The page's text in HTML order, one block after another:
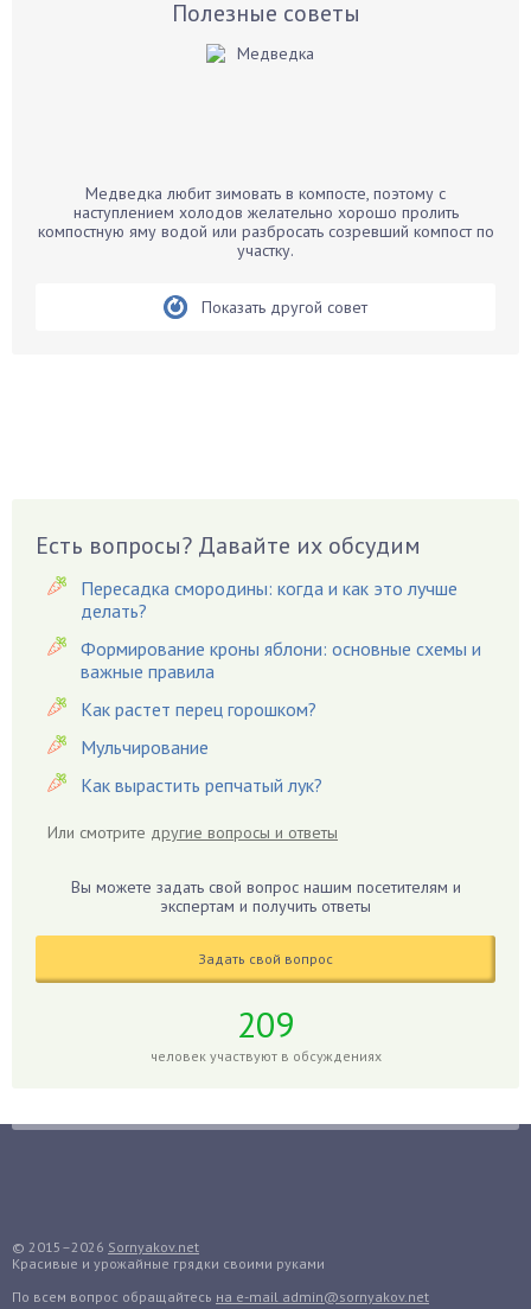
Бархатцы
Бегония
Вешенки
Виноград
Вредители
Гардения
Гацания
Гвоздики
Георгины
Гиацинт
Гладиолусы
Гранат
Грядки
Гуава
Полезные советы
Медведка любит зимовать в компосте, поэтому с
наступлением холодов желательно хорошо пролить
компостную яму водой или разбросать созревший компост по
участку.
Показать другой совет
Есть вопросы? Давайте их обсудим
Пересадка смородины: когда и как это лучше
делать?
Формирование кроны яблони: основные схемы и
важные правила
Как растет перец горошком?
Мульчирование
Как вырастить репчатый лук?
Или смотрите другие вопросы и ответы
Вы можете задать свой вопрос нашим посетителям и
экспертам и получить ответы
Задать свой вопрос
209
человек участвуют в обсуждениях
© 2015–2026 Sornyakov.net
Красивые и урожайные грядки своими руками
По всем вопрос обращайтесь на e-mail admin@sornyakov.net